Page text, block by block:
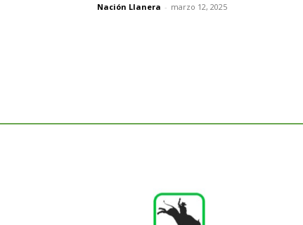
Nación Llanera - marzo 12, 2025